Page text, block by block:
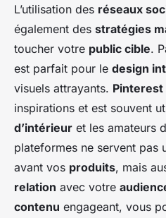
L’utilisation des réseaux
également des stratégies
toucher votre public cible.
est parfait pour le design
visuels attrayants. Pinterest
inspirations et est souvent
d’intérieur et les amateurs
plateformes ne servent pas
avant vos produits, mais
relation avec votre
contenu engageant, vous